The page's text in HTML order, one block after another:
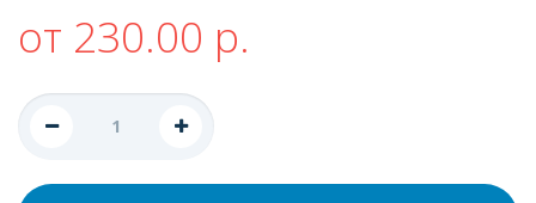
от 230.00 р.